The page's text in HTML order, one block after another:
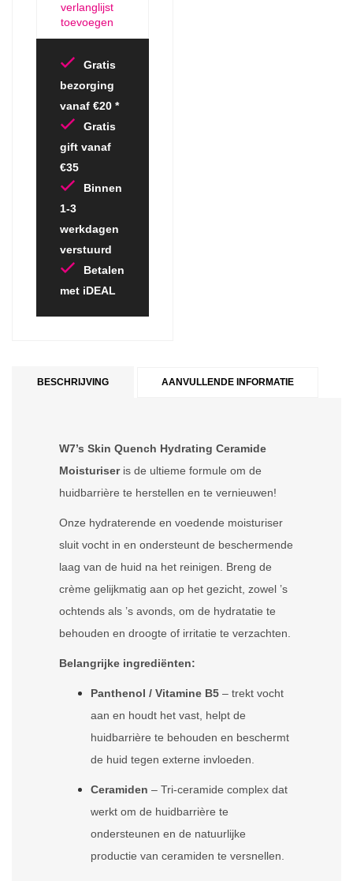
verlanglijst
toevoegen
Gratis
bezorging
vanaf €20 *
Gratis
gift vanaf
€35
Binnen
1-3
werkdagen
verstuurd
Betalen
met iDEAL
BESCHRIJVING AANVULLENDE INFORMATIE
W7’s Skin Quench Hydrating Ceramide
Moisturiseris de ultieme formule om de
huidbarrière te herstellen en te vernieuwen!
Onze hydraterende en voedende moisturiser
sluit vocht in en ondersteunt de beschermende
laag van de huid na het reinigen. Breng de
crème gelijkmatig aan op het gezicht, zowel ’s
ochtends als ’s avonds, om de hydratatie te
behouden en droogte of irritatie te verzachten.
Belangrijke ingrediënten:
Panthenol / Vitamine B5 – trekt vocht
aan en houdt het vast, helpt de
huidbarrière te behouden en beschermt
de huid tegen externe invloeden.
Ceramiden – Tri-ceramide complex dat
werkt om de huidbarrière te
ondersteunen en de natuurlijke
productie van ceramiden te versnellen.